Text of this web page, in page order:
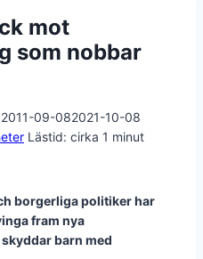
mot
som nobbar
2011-09-082021-10-08
Lästid: cirka 1 minut
borgerliga politiker har
fram nya
barn med